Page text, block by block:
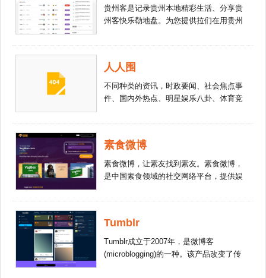
容，通过裂变式传播，让用户与他人互动
并与世界紧密相连。作为继门户、搜索之
贵州客是记录贵州本地精彩生活、分享贵
州客快乐勒地盘。为您提供拉们在用贵州
人人围
不同种类的资讯，时政要闻、社会焦点事
件、国内外热点、明星娱乐八卦、体育竞
素食微博
素食微博，让素友找到素友。素食微博，
是中国素食领域的社交网络平台，提供娱
Tumblr
Tumblr成立于2007年，是微博客
(microblogging)的一种。该产品改变了传